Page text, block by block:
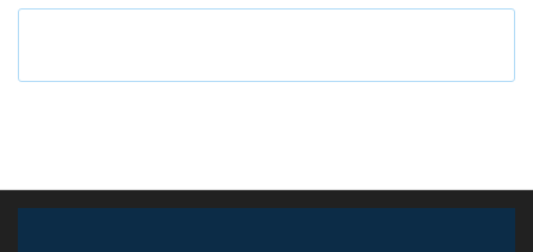
Что будет с наличными деньгами при цифровом